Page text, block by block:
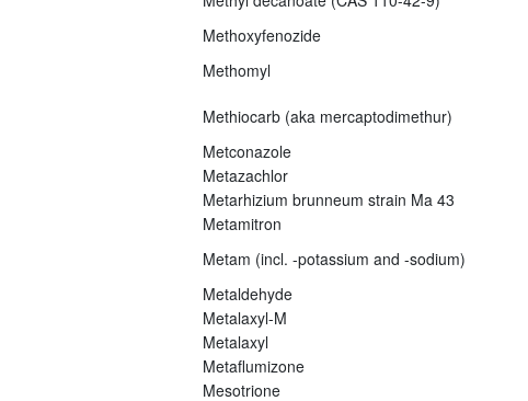
Methoxyfenozide
Methomyl
Methiocarb (aka mercaptodimethur)
Metconazole
Metazachlor
Metarhizium brunneum strain Ma 43
Metamitron
Metam (incl. -potassium and -sodium)
Metaldehyde
Metalaxyl-M
Metalaxyl
Metaflumizone
Mesotrione